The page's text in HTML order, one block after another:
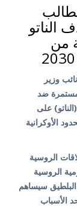
الناتو
من
وزير
ضد
على
الأوكرانية
الروسية
الروسية
سيساهم
الأسباب